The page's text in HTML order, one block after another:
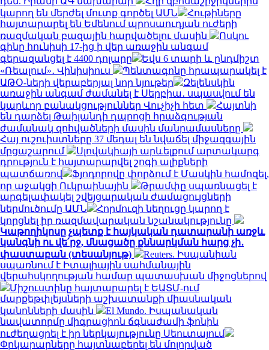
կարող են մերժել մուտք գործել ԱՄՆ
Հութիները
հայտարարել են Եմենում պրոսաուդյան ուժերի
ռազմական բազային հարվածելու մասին
Ոսկու
գինը հունիսի 17-ից ի վեր առաջին անգամ
գերազանցել է 4400 դոլարը
Եվս 6 տարի և ընդմիշտ
«Ռեալում»․ Վինիսիուս
Պենտագոնը հրապարակել է
ԱԹՕ-ների վերաբերյալ նոր նյութեր
Զելենսկին
առաջին անգամ ժամանել է Սերբիա․ սպասվում են
կարևոր բանակցություններ Վուչիչի հետ
Հայտնի
են դարձել Թաիլանդի դպրոցի հրաձգության
ժամանակ զոհվածների մասին մանրամասները
Հայ ուշուիստները 37 մեդալ են նվաճել միջազգային
մրցաշարում
Սլովակիայի արևելքում արտակարգ
դրություն է հայտարարվել շոգի ալիքների
պատճառով
Ֆյոդորովը փորձում է Մասկին համոզել,
որ աջակցի Ուկրաինային
Թրամփը սպառնացել է
արգելափակել շվեյցարական ժամացույցների
ներմուծումը ԱՄՆ
Հորմուզի նեղուցը կարող է
կորցնել իր ռազմավարական նշանակությունը
Կաթողիկոսը չպետք է հայկական դատարանի առջև
կանգնի ու վե՛րջ, մնացածը քննարկման հարց չի․
փաստաբան (տեսանյութ)
Reuters. Իսպանիան
սպառնում է Իտալիային սահմանային
վերահսկողության համար պատասխան միջոցներով
Միշուստինը հայտարարել է ԵԱՏՄ-ում
մարքեթփլեյսների աշխատանքի միասնական
կանոնների մասին
El Mundo. Իսպանական
նավատորմը միգրացիոն ճգնաժամի ֆոնին
ուժեղացրել է իր ներկայությունը Սեուտայում
Փրկարարները հայտնաբերել են մոլորված